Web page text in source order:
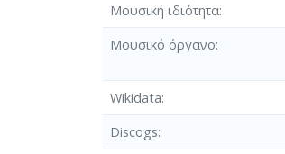
Μουσική ιδιότητα
Μουσικό όργανο
Wikidata
Discogs